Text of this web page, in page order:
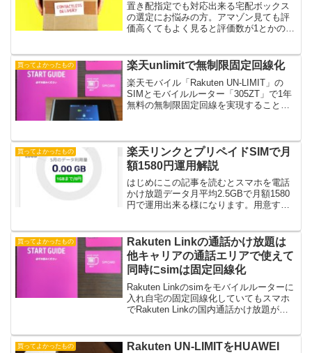
置き配指定でも対応出来る宅配ボックス
の選定にお悩みの方。アマゾン見ても評
価高くてもよく見ると評価数が1とかのも
イントでランキングしました。
買ってよかったもの 楽天unlimitで無制限固定回線化
楽天モバイル「Rakuten UN-LIMIT」の
SIMとモバイルルーター「305ZT」で1年
無料の無制限固定回線を実現することが
買ってよかったもの
楽天リンクとプリペイドSIMで月
額1580円運用解説
はじめにこの記事を読むとスマホを電話
かけ放題データ月平均2.5GBで月額1580
円で運用出来る様になります。用意する
（内1枚はe-simでも可）DSDV機・楽天
u...
買ってよかったもの
Rakuten Linkの通話かけ放題は
他キャリアの通話エリアで使えて
同時にsimは固定回線化
Rakuten Linkのsimをモバイルルーターに
入れ自宅の固定回線化していてもスマホ
でRakuten Linkの国内通話かけ放題が同
話simエリアでも使える様になります。
買ってよかったもの
Rakuten UN-LIMITをHUAWEI